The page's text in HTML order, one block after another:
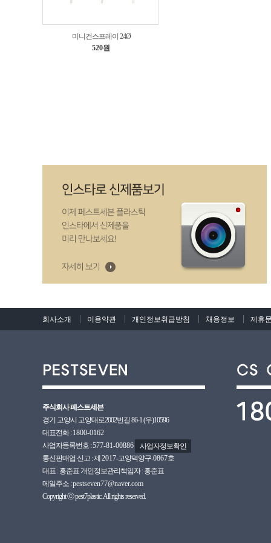
미니건스프레이 24Ø
520원
회사소개 이용약관 개인정보취급방침 채용정보 제휴
주식회사 페스트세븐
경기 고양시 고양대로2002번길 86-1 (우)10596
대표전화 :1800-0162
사업자등록번호 :577-81-00886
사업자정보확인
통신판매업 신고 : 제 2017-고양덕양구-0867호
대표 : 홍준표 개인정보관리책임자 : 홍준표
메일주소 :pestseven77@naver.com
Copyright ⓒ pest7plastic. All rights reserved.